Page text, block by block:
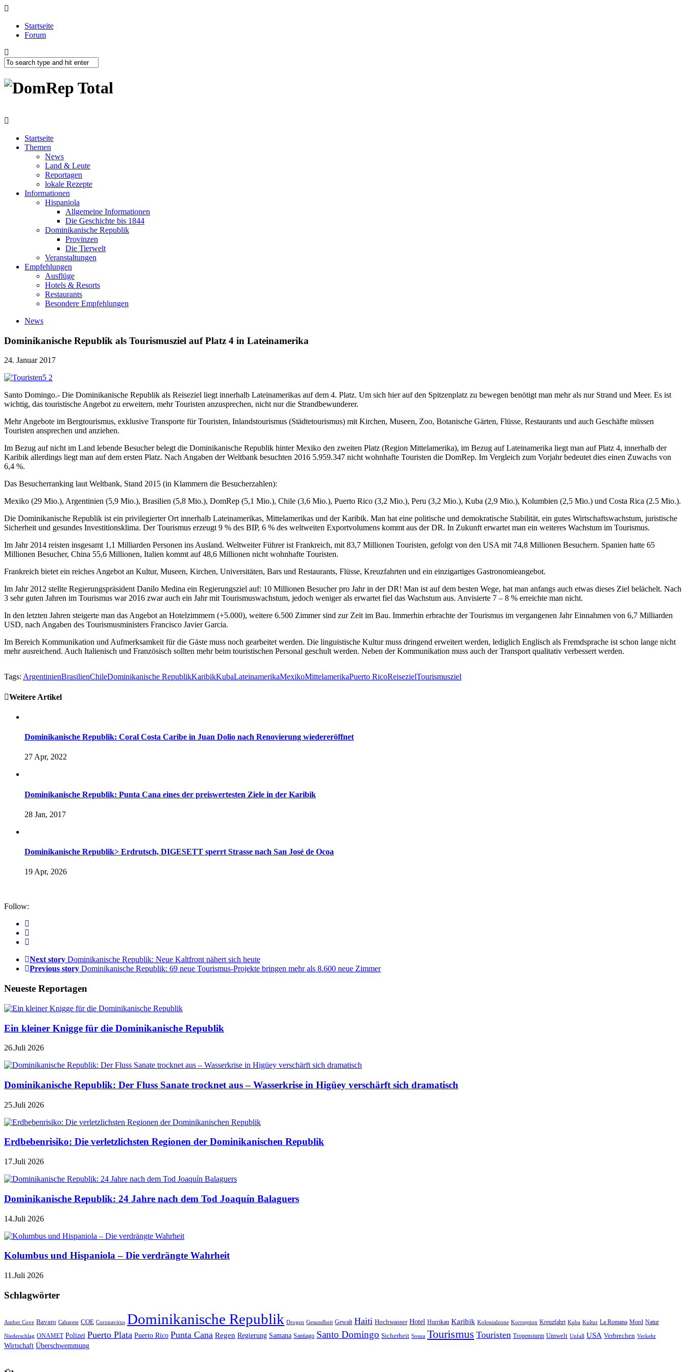
Startseite
Forum
Startseite
Themen
News
Land & Leute
Reportagen
lokale Rezepte
Informationen
Hispaniola
Allgemeine Informationen
Die Geschichte bis 1844
Dominikanische Republik
Provinzen
Die Tierwelt
Veranstaltungen
Empfehlungen
Ausflüge
Hotels & Resorts
Restaurants
Besondere Empfehlungen
News
Dominikanische Republik als Tourismusziel auf Platz 4 in Lateinamerika
24. Januar 2017
Santo Domingo.- Die Dominikanische Republik als Reiseziel liegt innerhalb Lateinamerikas auf dem 4. Platz. Um sich hier auf den Spitzenplatz zu bewegen benötigt man mehr als nur Strand und Meer. Es ist
wichtig, das touristische Angebot zu erweitern, mehr Touristen anzusprechen, nicht nur die Strandbewunderer.
Mehr Angebote im Bergtourismus, exklusive Transporte für Touristen, Inlandstourismus (Städtetourismus) mit Kirchen, Museen, Zoo, Botanische Gärten, Flüsse, Restaurants und auch Geschäfte müssen
Touristen ansprechen und anziehen.
Im Bezug auf nicht im Land lebende Besucher belegt die Dominikanische Republik hinter Mexiko den zweiten Platz (Region Mittelamerika), im Bezug auf Lateinamerika liegt man auf Platz 4, innerhalb der
Karibik allerdings liegt man auf dem ersten Platz. Nach Angaben der Weltbank besuchten 2016 5.959.347 nicht wohnhafte Touristen die DomRep. Im Vergleich zum Vorjahr bedeutet dies einen Zuwachs von
6,4 %.
Das Besucherranking laut Weltbank, Stand 2015 (in Klammern die Besucherzahlen):
Mexiko (29 Mio.), Argentinien (5,9 Mio.), Brasilien (5,8 Mio.), DomRep (5,1 Mio.), Chile (3,6 Mio.), Puerto Rico (3,2 Mio.), Peru (3,2 Mio.), Kuba (2,9 Mio.), Kolumbien (2,5 Mio.) und Costa Rica (2.5 Mio.).
Die Dominikanische Republik ist ein privilegierter Ort innerhalb Lateinamerikas, Mittelamerikas und der Karibik. Man hat eine politische und demokratische Stabilität, ein gutes Wirtschaftswachstum, juristische
Sicherheit und gesundes Investitionsklima. Der Tourismus erzeugt 9 % des BIP, 6 % des weltweiten Exportvolumens kommt aus der DR. In Zukunft erwartet man ein weiteres Wachstum im Tourismus.
Im Jahr 2014 reisten insgesamt 1,1 Milliarden Personen ins Ausland. Weltweiter Führer ist Frankreich, mit 83,7 Millionen Touristen, gefolgt von den USA mit 74,8 Millionen Besuchern. Spanien hatte 65
Millionen Besucher, China 55,6 Millionen, Italien kommt auf 48,6 Millionen nicht wohnhafte Touristen.
Frankreich bietet ein reiches Angebot an Kultur, Museen, Kirchen, Universitäten, Bars und Restaurants, Flüsse, Kreuzfahrten und ein einzigartiges Gastronomieangebot.
Im Jahr 2012 stellte Regierungspräsident Danilo Medina ein Regierungsziel auf: 10 Millionen Besucher pro Jahr in der DR! Man ist auf dem besten Wege, hat man anfangs auch etwas dieses Ziel belächelt. Nach
3 sehr guten Jahren im Tourismus war 2016 zwar auch ein Jahr mit Tourismuswachstum, jedoch weniger als erwartet fiel das Wachstum aus. Anvisierte 7 – 8 % erreichte man nicht.
In den letzten Jahren steigerte man das Angebot an Hotelzimmern (+5.000), weitere 6.500 Zimmer sind zur Zeit im Bau. Immerhin erbrachte der Tourismus im vergangenen Jahr Einnahmen von 6,7 Milliarden
USD, nach Angaben des Tourismusministers Francisco Javier Garcia.
Im Bereich Kommunikation und Aufmerksamkeit für die Gäste muss noch gearbeitet werden. Die linguistische Kultur muss dringend erweitert werden, lediglich Englisch als Fremdsprache ist schon lange nicht
mehr ausreichend. Auch Italienisch und Französisch sollten mehr beim touristischen Personal geschult werden. Neben der Kommunikation muss auch der Transport qualitativ verbessert werden.
Tags: ArgentinienBrasilienChileDominikanische RepublikKaribikKubaLateinamerikaMexikoMittelamerikaPuerto RicoReisezielTourismusziel
Weitere Artikel
Dominikanische Republik: Coral Costa Caribe in Juan Dolio nach Renovierung wiedereröffnet
27 Apr, 2022
Dominikanische Republik: Punta Cana eines der preiswertesten Ziele in der Karibik
28 Jan, 2017
Dominikanische Republik> Erdrutsch, DIGESETT sperrt Strasse nach San José de Ocoa
19 Apr, 2026
Follow:
Next story Dominikanische Republik: Neue Kaltfront nähert sich heute
Previous story Dominikanische Republik: 69 neue Tourismus-Projekte bringen mehr als 8.600 neue Zimmer
Neueste Reportagen
Ein kleiner Knigge für die Dominikanische Republik
26.Juli 2026
Dominikanische Republik: Der Fluss Sanate trocknet aus – Wasserkrise in Higüey verschärft sich dramatisch
25.Juli 2026
Erdbebenrisiko: Die verletzlichsten Regionen der Dominikanischen Republik
17.Juli 2026
Dominikanische Republik: 24 Jahre nach dem Tod Joaquín Balaguers
14.Juli 2026
Kolumbus und Hispaniola – Die verdrängte Wahrheit
11.Juli 2026
Schlagwörter
Amber Cove Bavaro Cabarete COE Coronavirus Dominikanische Republik Drogen Gesundheit Gewalt Haiti Hochwasser Hotel Hurrikan Karibik Kolonialzone Korruption Kreuzfahrt Kuba Kultur La Romana Mord Natur
Niederschlag ONAMET Polizei Puerto Plata Puerto Rico Punta Cana Regen Regierung Samana Santiago Santo Domingo Sicherheit Sosua Tourismus Touristen Tropensturm Umwelt Unfall USA Verbrechen Verkehr
Wirtschaft Überschwemmung